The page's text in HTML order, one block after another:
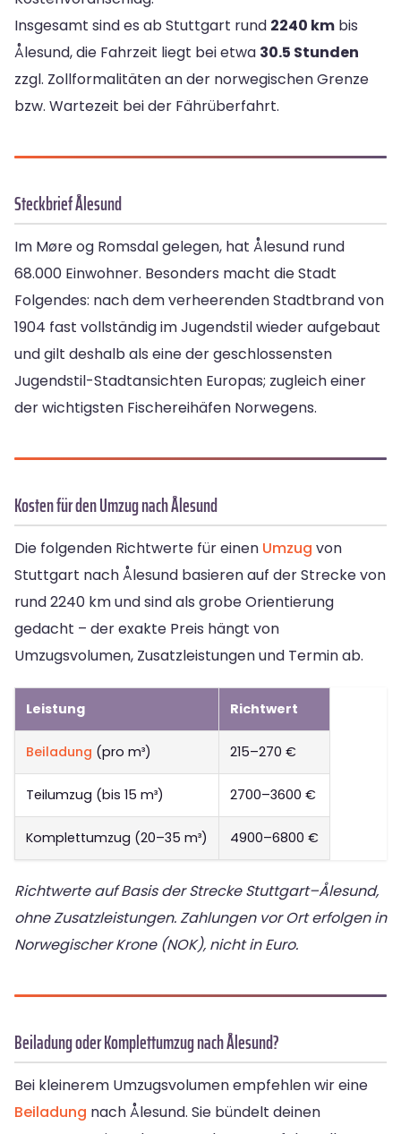
Insgesamt sind es ab Stuttgart rund 2240 km bis
Ålesund, die Fahrzeit liegt bei etwa 30.5 Stunden
zzgl. Zollformalitäten an der norwegischen Grenze
bzw. Wartezeit bei der Fährüberfahrt.
Steckbrief Ålesund
Im Møre og Romsdal gelegen, hat Ålesund rund
68.000 Einwohner. Besonders macht die Stadt
Folgendes: nach dem verheerenden Stadtbrand von
1904 fast vollständig im Jugendstil wieder aufgebaut
und gilt deshalb als eine der geschlossensten
Jugendstil-Stadtansichten Europas; zugleich einer
der wichtigsten Fischereihäfen Norwegens.
Kosten für den Umzug nach Ålesund
Die folgenden Richtwerte für einen Umzug von
Stuttgart nach Ålesund basieren auf der Strecke von
rund 2240 km und sind als grobe Orientierung
gedacht – der exakte Preis hängt von
Umzugsvolumen, Zusatzleistungen und Termin ab.
Leistung Richtwert
Beiladung (pro m³) 215–270 €
Teilumzug (bis 15 m³) 2700–3600 €
Komplettumzug (20–35 m³) 4900–6800 €
Richtwerte auf Basis der Strecke Stuttgart–Ålesund,
ohne Zusatzleistungen. Zahlungen vor Ort erfolgen in
Norwegischer Krone (NOK), nicht in Euro.
Beiladung oder Komplettumzug nach Ålesund?
Bei kleinerem Umzugsvolumen empfehlen wir eine
Beiladung nach Ålesund. Sie bündelt deinen